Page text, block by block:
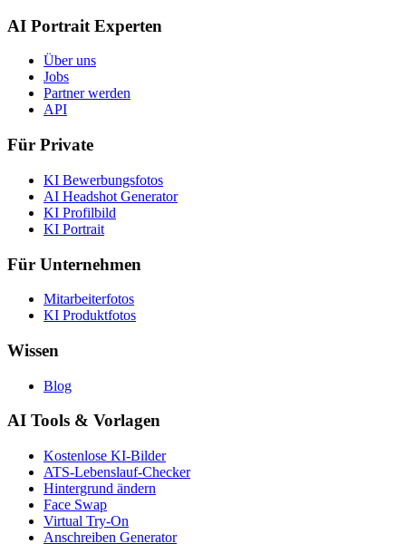
AI Portrait Experten
Über uns
Jobs
Partner werden
API
Für Private
KI Bewerbungsfotos
AI Headshot Generator
KI Profilbild
KI Portrait
Für Unternehmen
Mitarbeiterfotos
KI Produktfotos
Wissen
Blog
AI Tools & Vorlagen
Kostenlose KI-Bilder
ATS-Lebenslauf-Checker
Hintergrund ändern
Face Swap
Virtual Try-On
Anschreiben Generator